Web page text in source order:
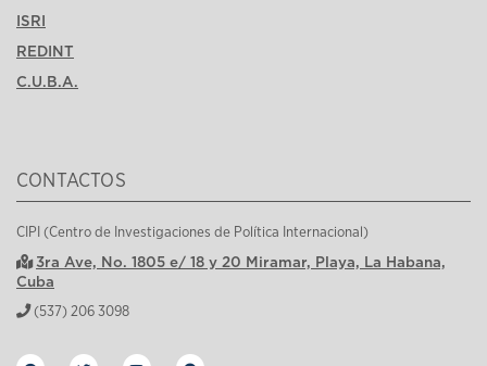
ISRI
REDINT
C.U.B.A.
CONTACTOS
CIPI (Centro de Investigaciones de Política Internacional)
3ra Ave, No. 1805 e/ 18 y 20 Miramar, Playa, La Habana,
Cuba
(537) 206 3098